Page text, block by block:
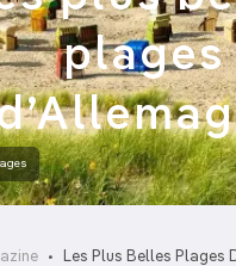
plages
Les Plus Belles Plages